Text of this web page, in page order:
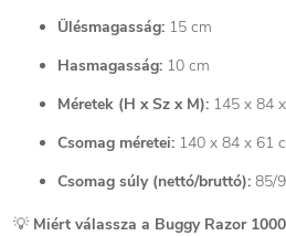
Ülésmagasság: 15 cm
Hasmagasság: 10 cm
Méretek (H x Sz x M): 145 x 84
Csomag méretei: 140 x 84 x 61
Csomag súly (nettó/bruttó): 85/
💡 Miért válassza a Buggy Razor